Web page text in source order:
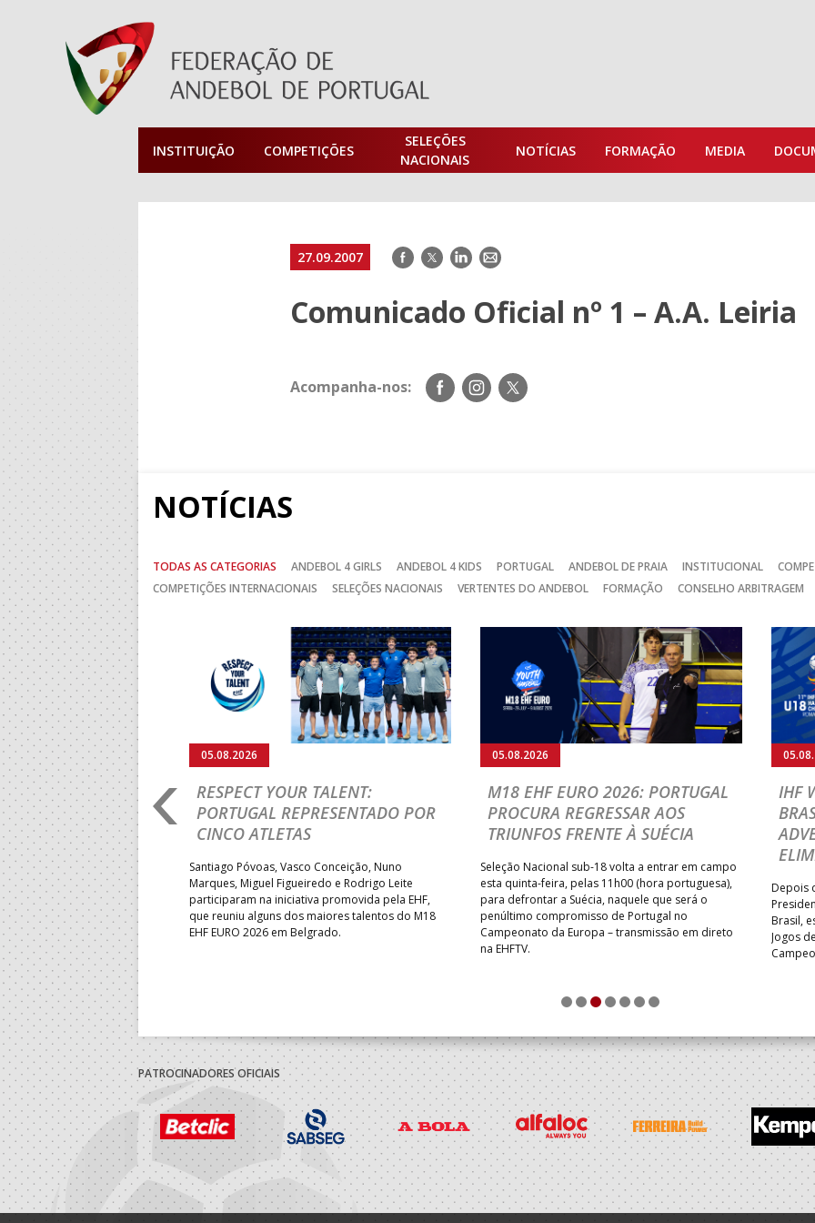
INSTITUIÇÃO COMPETIÇÕES
SELEÇÕES
NACIONAIS
NOTÍCIAS FORMAÇÃO MEDIA
27.09.2007 Facebook
TwitterLinkedIn
E-
Comunicado Oficial nº 1 – A.A. Leiria
Acompanha-nos:
Siga-
nos
Siga-
nos
Siga-
nos
NOTÍCIAS
TODAS AS CATEGORIAS ANDEBOL 4 GIRLS ANDEBOL 4 KIDS PORTUGAL ANDEBOL DE PRAIA INSTITUCIONAL
COMPETIÇÕES INTERNACIONAIS
SELEÇÕES NACIONAIS VERTENTES DO ANDEBOL FORMAÇÃO CONSELHO ARBITRAGEM
2026: PORTUGAL
E SEGUE NA LUTA
18 regressou às vitórias no
ao superar a Suécia por 32-
uma vaga para o
do Mundo.
05.08.2026
RESPECT YOUR TALENT:
PORTUGAL REPRESENTADO POR
CINCO ATLETAS
Santiago Póvoas, Vasco Conceição, Nuno
Marques, Miguel Figueiredo e Rodrigo Leite
participaram na iniciativa promovida pela EHF,
que reuniu alguns dos maiores talentos do M18
EHF EURO 2026 em Belgrado.
05.08.2026
M18 EHF EURO 2026: PORTUGAL
PROCURA REGRESSAR AOS
TRIUNFOS FRENTE À SUÉCIA
Seleção Nacional sub-18 volta a entrar em campo
esta quinta-feira, pelas 11h00 (hora portuguesa),
para defrontar a Suécia, naquele que será o
penúltimo compromisso de Portugal no
Campeonato da Europa – transmissão em direto
na EHFTV.
IHF
Depois
Brasil,
Jogos
1 2 3 4 5 6 7
PATROCINADORES OFICIAIS